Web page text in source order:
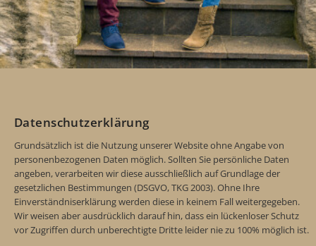
Datenschutzerklärung
Grundsätzlich ist die Nutzung unserer Website ohne Angabe von
personenbezogenen Daten möglich. Sollten Sie persönliche Daten
angeben, verarbeiten wir diese ausschließlich auf Grundlage der
gesetzlichen Bestimmungen (DSGVO, TKG 2003). Ohne Ihre
Einverständniserklärung werden diese in keinem Fall weitergegeben.
Wir weisen aber ausdrücklich darauf hin, dass ein lückenloser Schutz
vor Zugriffen durch unberechtigte Dritte leider nie zu 100% möglich ist.